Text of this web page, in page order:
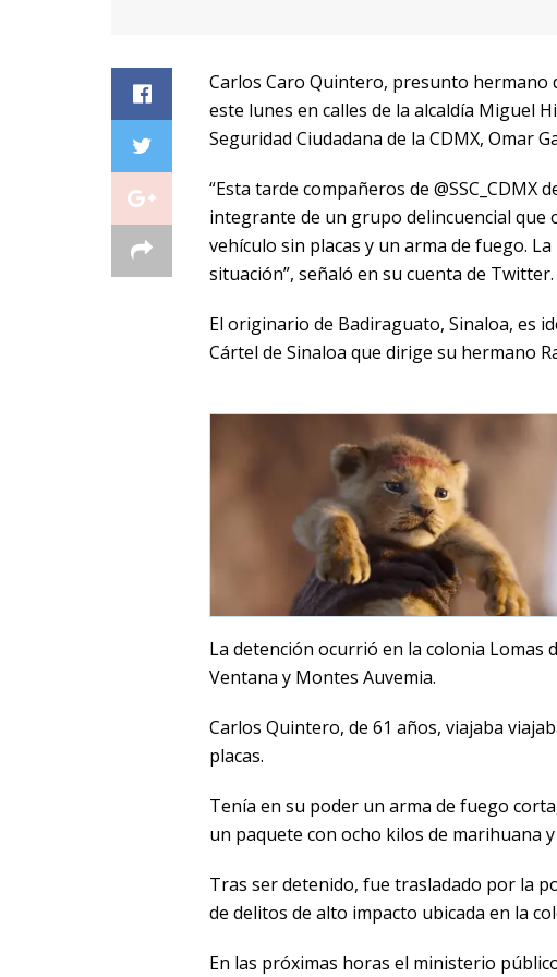
Carlos Caro Quintero, presunto hermano
este lunes en calles de la alcaldía Miguel
Seguridad Ciudadana de la CDMX, Omar
“Esta tarde compañeros de @SSC_CDMX
integrante de un grupo delincuencial que
vehículo sin placas y un arma de fuego.
situación”, señaló en su cuenta de Twitter.
El originario de Badiraguato, Sinaloa, es
Cártel de Sinaloa que dirige su hermano
La detención ocurrió en la colonia Lomas
Ventana y Montes Auvemia.
Carlos Quintero, de 61 años, viajaba
placas.
Tenía en su poder un arma de fuego
un paquete con ocho kilos de marihuana
Tras ser detenido, fue trasladado por la
de delitos de alto impacto ubicada en la
En las próximas horas el ministerio